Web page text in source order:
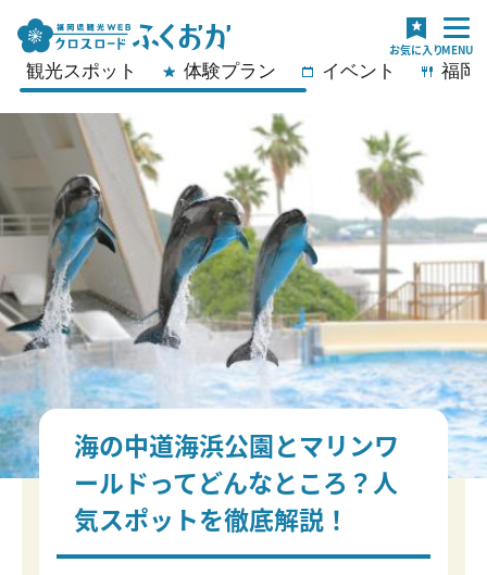
観光スポット 体験プラン イベント 福岡
海の中道海浜公園とマリンワ
ールドってどんなところ？人
気スポットを徹底解説！